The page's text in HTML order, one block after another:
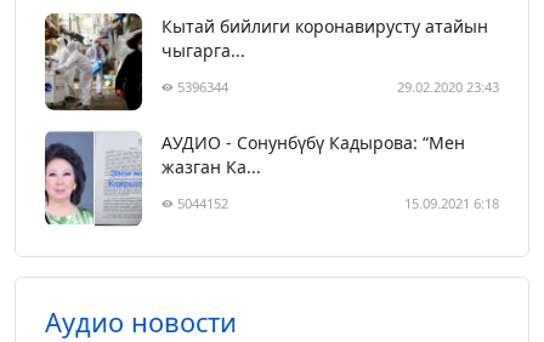
Кытай бийлиги коронавирусту атайын
чыгарга...
5396344 29.02.2020 23:43
АУДИО - Сонунбүбү Кадырова: “Мен
жазган Ка...
5044152 15.09.2021 6:18
Аудио новости